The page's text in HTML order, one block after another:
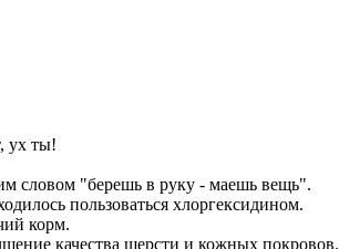
ух ты!
словом "берешь в руку - маешь вещь".
пользоваться хлоргексидином.
корм.
качества шерсти и кожных покровов.